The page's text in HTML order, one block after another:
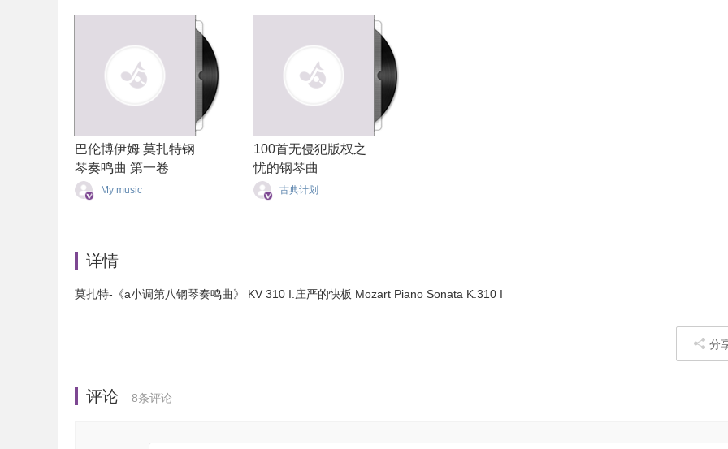
巴伦博伊姆 莫扎特钢
琴奏鸣曲 第一卷
My music
100首无侵犯版权之
忧的钢琴曲
古典计划
详情
莫扎特-《a小调第八钢琴奏鸣曲》 KV 310 I.庄严的快板 Mozart Piano Sonata K.310 I
分
评论 8条评论